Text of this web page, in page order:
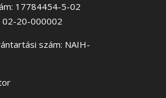
17784454-5-02
02-20-000002
szám: NAIH-